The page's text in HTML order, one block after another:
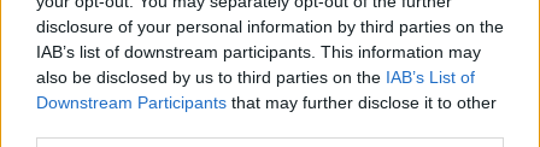
disclosure of your personal information by third parties on the
IAB’s list of downstream participants. This information may
also be disclosed by us to third parties on the IAB’s List of
Downstream Participants that may further disclose it to other
INTERNATIONAL
Decizia luată de Maia Sandu după
amenințările din spațiul aerian al Republicii